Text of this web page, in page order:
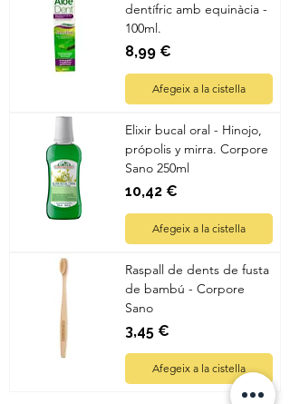
dentífric amb equinàcia -
100ml.
Preu
8,99 €
Afegeix a la cistella
Elixir bucal oral - Hinojo,
própolis y mirra. Corpore
Sano 250ml
Preu
10,42 €
Afegeix a la cistella
Raspall de dents de fusta
de bambú - Corpore
Sano
Preu
3,45 €
Afegeix a la cistella